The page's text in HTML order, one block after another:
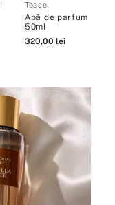
Tease
Apă de parfum
50ml
320,00 lei